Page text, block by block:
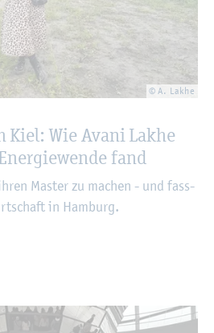
© A. Lakhe
Kiel: Wie Avani Lakhe
fand
Mas­ter zu ma­chen - und fass­
in Ham­burg.